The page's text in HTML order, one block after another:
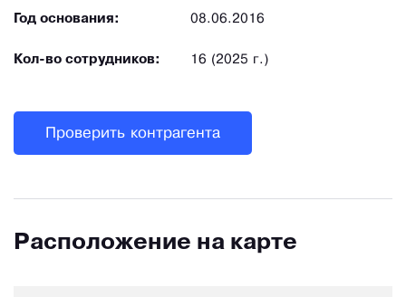
Год основания: 08.06.2016
Кол-во сотрудников: 16 (2025 г.)
Проверить контрагента
Расположение на карте